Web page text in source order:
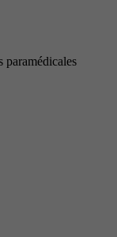
paramédicales